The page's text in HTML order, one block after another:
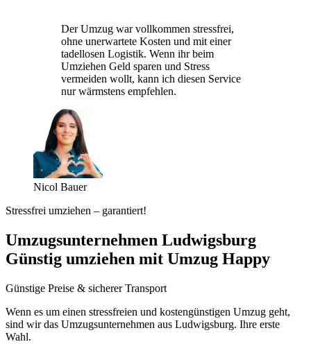
Der Umzug war vollkommen stressfrei,
ohne unerwartete Kosten und mit einer
tadellosen Logistik. Wenn ihr beim
Umziehen Geld sparen und Stress
vermeiden wollt, kann ich diesen Service
nur wärmstens empfehlen.
Nicol Bauer
Stressfrei umziehen – garantiert!
Umzugsunternehmen Ludwigsburg
Günstig umziehen mit Umzug Happy
Günstige Preise & sicherer Transport
Wenn es um einen stressfreien und kostengünstigen Umzug geht,
sind wir das Umzugsunternehmen aus Ludwigsburg. Ihre erste
Wahl.